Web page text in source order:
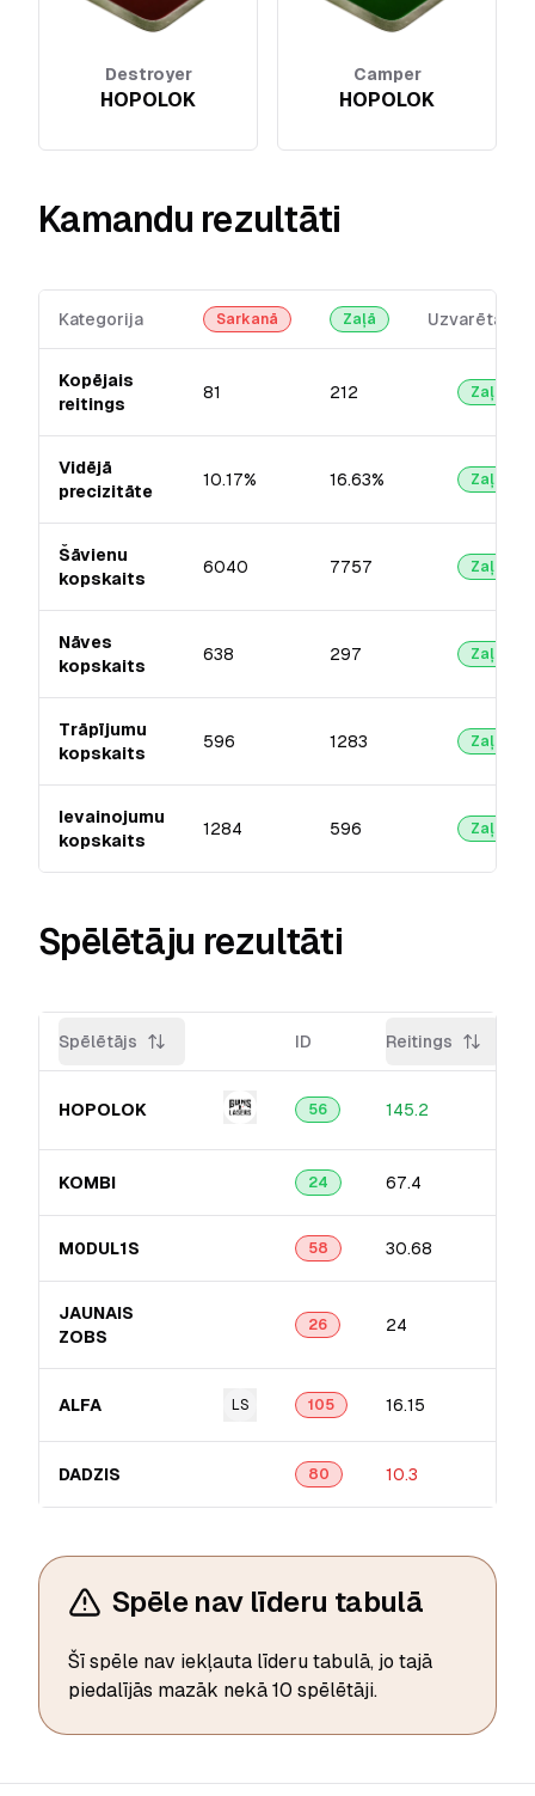
Destroyer
HOPOLOK
Camper
HOPOLOK
Kamandu rezultāti
Kategorija Sarkanā Zaļā Uzvarētājs
Kopējais
reitings
81 212 Zaļā
Vidējā
precizitāte
10.17% 16.63% Zaļā
Šāvienu
kopskaits
6040 7757 Zaļā
Nāves
kopskaits
638 297 Zaļā
Trāpījumu
kopskaits
596 1283 Zaļā
Ievainojumu
kopskaits
1284 596 Zaļā
Spēlētāju rezultāti
Spēlētājs ID Reitings
HOPOLOK 56 145.2
KOMBI 24 67.4
M0DUL1S 58 30.68
JAUNAIS
ZOBS
26 24
ALFA LS 105 16.15
DADZIS 80 10.3
Spēle nav līderu tabulā
Šī spēle nav iekļauta līderu tabulā, jo tajā
piedalījās mazāk nekā 10 spēlētāji.